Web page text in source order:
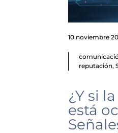
10 noviembre
reputación,
¿Y si
está